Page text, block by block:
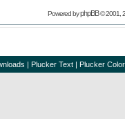
Powered byphpBB© 2001,
| Plucker Text | Plucker Color